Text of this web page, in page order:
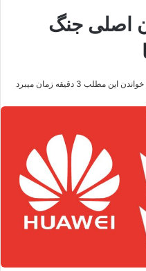
اصلی جنگ
خواندن این مطلب 3 دقیقه زمان میبرد